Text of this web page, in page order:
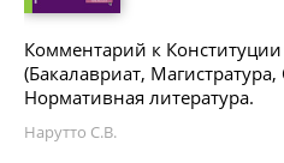
Комментарий к
(Бакалавриат, Магистратура,
Нормативная литература.
Нарутто С.В.